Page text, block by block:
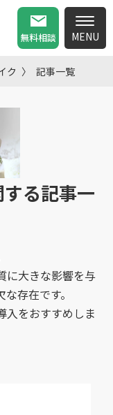
無料相談
ク 記事一覧
する記事一
に大きな影響を与
存在です。
入をおすすめしま